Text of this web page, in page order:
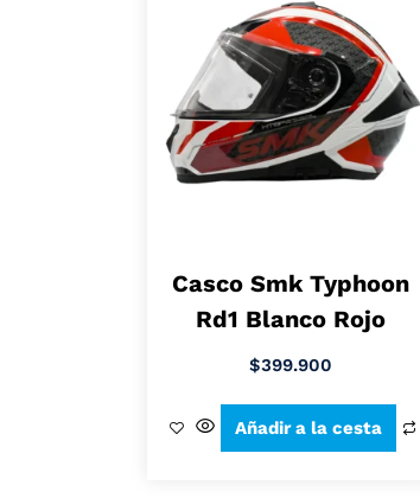
Casco Smk Typhoon
Rd1 Blanco Rojo
$399.900
Añadir a la cesta